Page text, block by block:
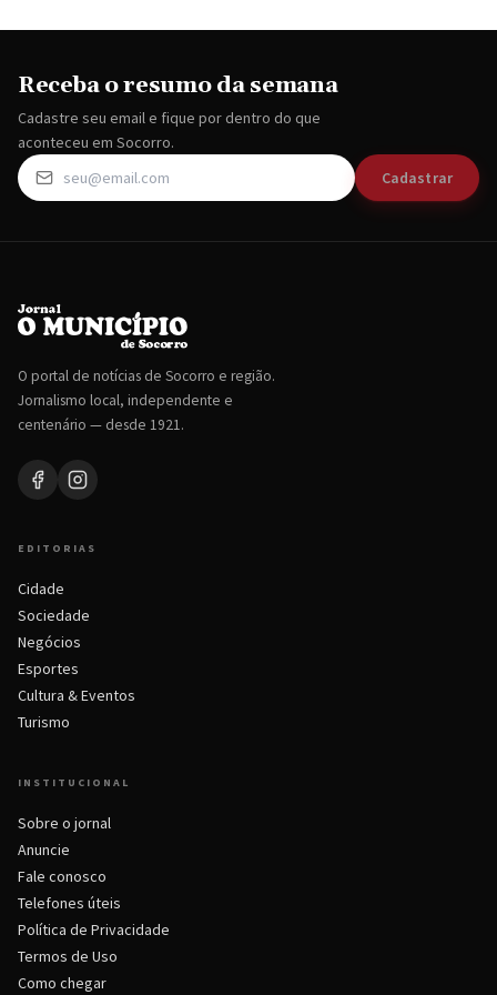
Receba o resumo da semana
Cadastre seu email e fique por dentro do que
aconteceu em Socorro.
Cadastrar
O portal de notícias de Socorro e região.
Jornalismo local, independente e
centenário — desde 1921.
EDITORIAS
Cidade
Sociedade
Negócios
Esportes
Cultura & Eventos
Turismo
INSTITUCIONAL
Sobre o jornal
Anuncie
Fale conosco
Telefones úteis
Política de Privacidade
Termos de Uso
Como chegar